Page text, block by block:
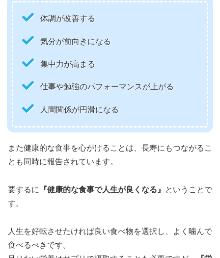
体調が改善する
気分が前向きになる
集中力が高まる
仕事や勉強のパフォーマンスが上がる
人間関係が円滑になる
また健康的な食事を心がけることは、長寿にもつながるこ
とも同時に報告されています。
要するに 『健康的な食事で人生が良くなる』
ということで
す。
人生を好転させたければ良い食べ物を選択し、よく噛んで
食べるべきです。